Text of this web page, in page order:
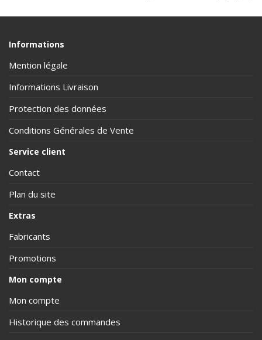
Informations
Mention légale
Informations Livraison
Protection des données
Conditions Générales de Vente
Service client
Contact
Plan du site
Extras
Fabricants
Promotions
Mon compte
Mon compte
Historique des commandes